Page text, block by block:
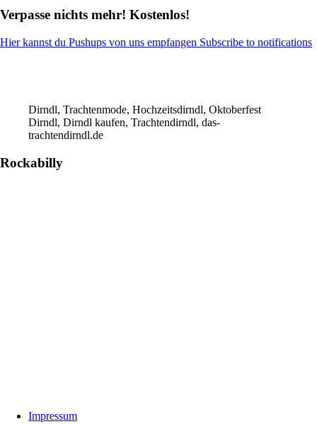
Verpasse nichts mehr! Kostenlos!
Hier kannst du Pushups von uns empfangen Subscribe to notifications
Dirndl, Trachtenmode, Hochzeitsdirndl, Oktoberfest
Dirndl, Dirndl kaufen, Trachtendirndl, das-
trachtendirndl.de
Rockabilly
FooterImpressum